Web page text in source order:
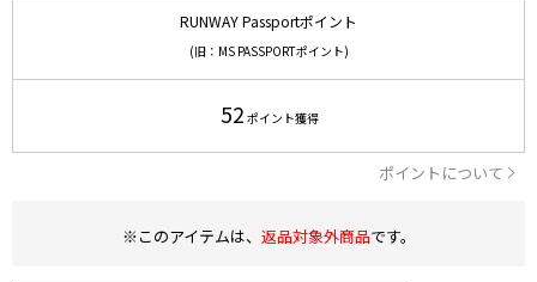
RUNWAY Passportポイント
(旧：MS PASSPORTポイント)
52 ポイント獲得
ポイントについて
※このアイテムは、 返品対象外商品です。